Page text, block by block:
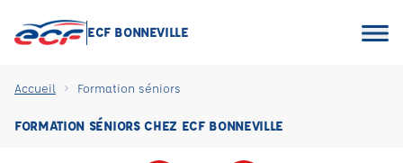
ECF BONNEVILLE
Accueil Formation séniors
FORMATION SÉNIORS CHEZ ECF BONNEVILLE